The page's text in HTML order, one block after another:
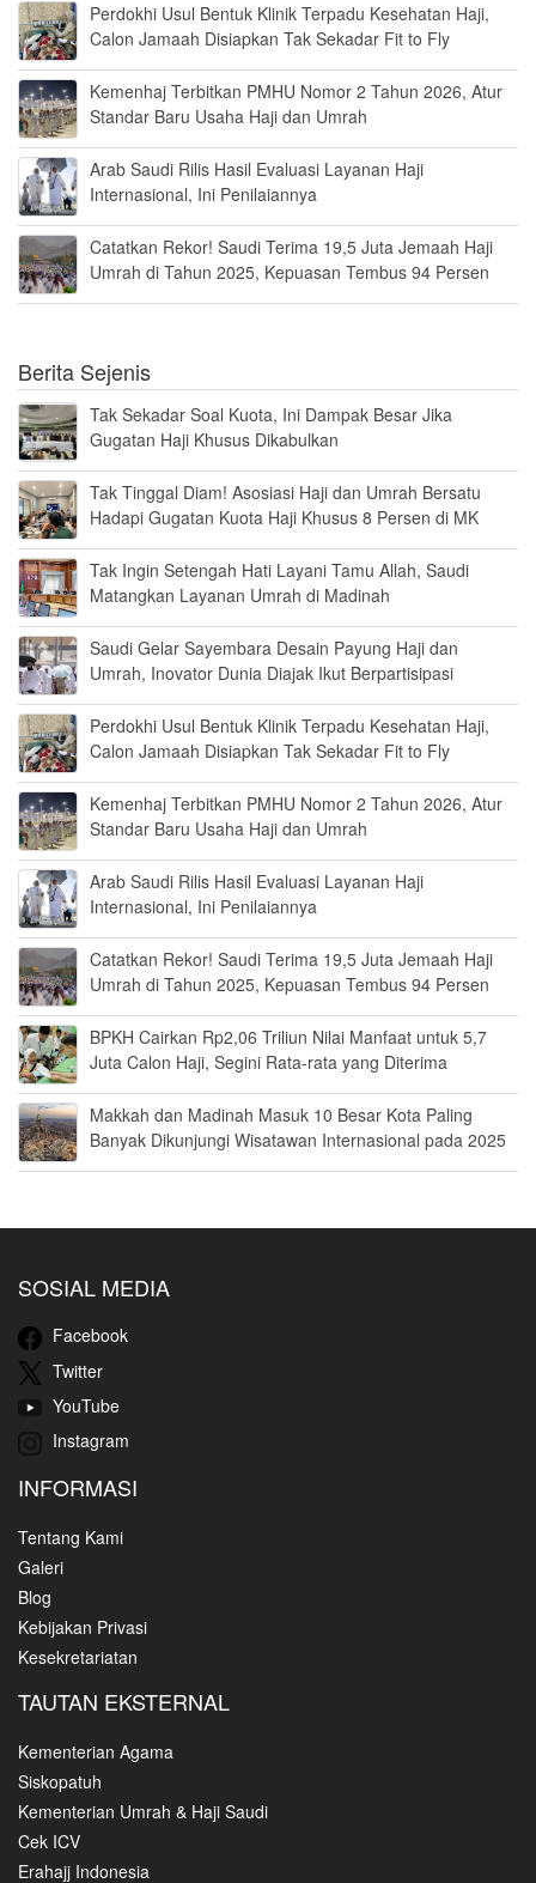
Perdokhi Usul Bentuk Klinik Terpadu Kesehatan Haji,
Calon Jamaah Disiapkan Tak Sekadar Fit to Fly
Kemenhaj Terbitkan PMHU Nomor 2 Tahun 2026, Atur
Standar Baru Usaha Haji dan Umrah
Arab Saudi Rilis Hasil Evaluasi Layanan Haji
Internasional, Ini Penilaiannya
Catatkan Rekor! Saudi Terima 19,5 Juta Jemaah Haji
Umrah di Tahun 2025, Kepuasan Tembus 94 Persen
Berita Sejenis
Tak Sekadar Soal Kuota, Ini Dampak Besar Jika
Gugatan Haji Khusus Dikabulkan
Tak Tinggal Diam! Asosiasi Haji dan Umrah Bersatu
Hadapi Gugatan Kuota Haji Khusus 8 Persen di MK
Tak Ingin Setengah Hati Layani Tamu Allah, Saudi
Matangkan Layanan Umrah di Madinah
Saudi Gelar Sayembara Desain Payung Haji dan
Umrah, Inovator Dunia Diajak Ikut Berpartisipasi
Perdokhi Usul Bentuk Klinik Terpadu Kesehatan Haji,
Calon Jamaah Disiapkan Tak Sekadar Fit to Fly
Kemenhaj Terbitkan PMHU Nomor 2 Tahun 2026, Atur
Standar Baru Usaha Haji dan Umrah
Arab Saudi Rilis Hasil Evaluasi Layanan Haji
Internasional, Ini Penilaiannya
Catatkan Rekor! Saudi Terima 19,5 Juta Jemaah Haji
Umrah di Tahun 2025, Kepuasan Tembus 94 Persen
BPKH Cairkan Rp2,06 Triliun Nilai Manfaat untuk 5,7
Juta Calon Haji, Segini Rata-rata yang Diterima
Makkah dan Madinah Masuk 10 Besar Kota Paling
Banyak Dikunjungi Wisatawan Internasional pada 2025
SOSIAL MEDIA
Facebook
Twitter
YouTube
Instagram
INFORMASI
Tentang Kami
Galeri
Blog
Kebijakan Privasi
Kesekretariatan
TAUTAN EKSTERNAL
Kementerian Agama
Siskopatuh
Kementerian Umrah & Haji Saudi
Cek ICV
Erahajj Indonesia